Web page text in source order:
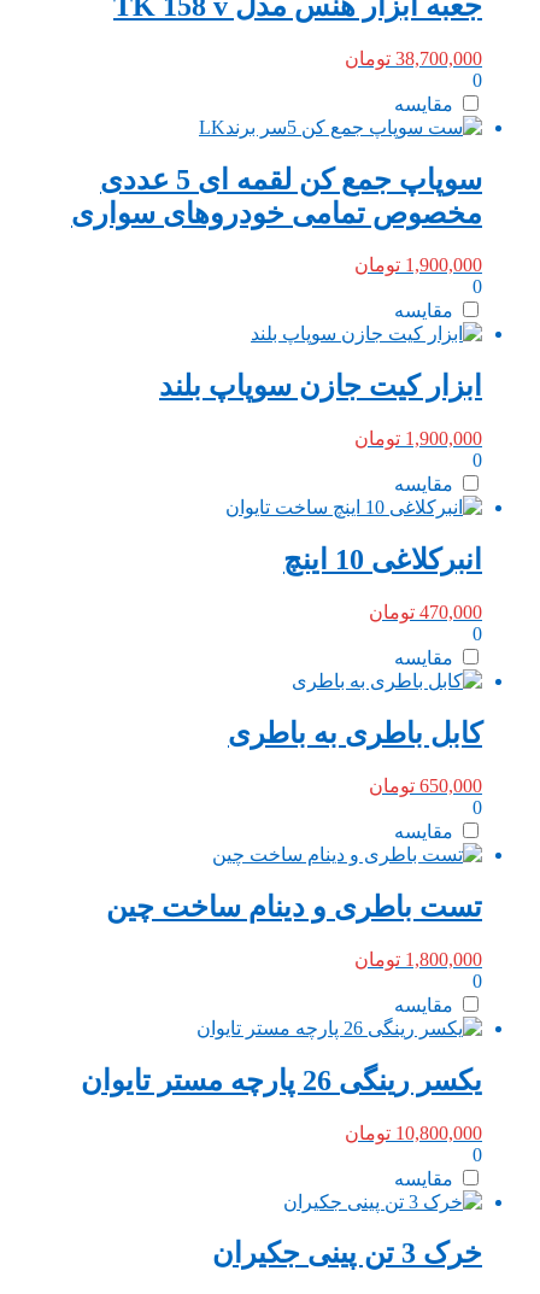
38,700,000 تومان
0
مقایسه
سوپاپ جمع کن لقمه ای 5 عددی
مخصوص تمامی خودروهای سواری
1,900,000 تومان
0
مقایسه
ابزار کیت جازن سوپاپ بلند
1,900,000 تومان
0
مقایسه
انبرکلاغی 10 اینچ
470,000 تومان
0
مقایسه
کابل باطری به باطری
650,000 تومان
0
مقایسه
تست باطری و دینام ساخت چین
1,800,000 تومان
0
مقایسه
یکسر رینگی 26 پارچه مستر تایوان
10,800,000 تومان
0
مقایسه
خرک 3 تن پینی جکیران